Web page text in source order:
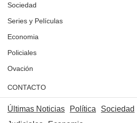
Sociedad
Series y Películas
Economia
Policiales
Ovación
CONTACTO
Últimas Noticias Política Sociedad